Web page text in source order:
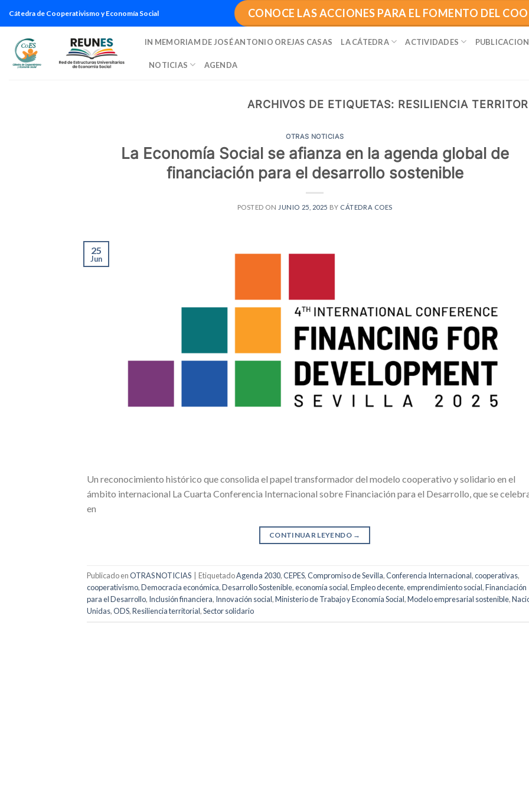
contenido
Cátedra de Cooperativismo y Economía Social CONOCE LAS ACCIONES PARA EL FOMENTO DEL
IN MEMORIAM DE JOSÉ ANTONIO OREJAS CASAS LA CÁTEDRA ACTIVIDADES
NOTICIAS AGENDA
ARCHIVOS DE ETIQUETAS: RESILIENCIA
OTRAS NOTICIAS
La Economía Social se afianza en la agenda global de
financiación para el desarrollo sostenible
POSTED ON JUNIO 25, 2025 BY CÁTEDRA COES
25
Jun
Un reconocimiento histórico que consolida el papel transformador del modelo cooperativo y solidario en el
ámbito internacional La Cuarta Conferencia Internacional sobre Financiación para el Desarrollo, que se
en
CONTINUAR LEYENDO →
Publicado enOTRAS NOTICIAS EtiquetadoAgenda 2030,CEPES,Compromiso de Sevilla,Conferencia Internacional,cooperativas,
cooperativismo,Democracia económica,Desarrollo Sostenible,economía social,Empleo decente,emprendimiento social,Financiación
para el Desarrollo, Inclusión financiera, Innovación social,Ministerio de Trabajo y Economía Social,Modelo empresarial sostenible,
Unidas,ODS,Resiliencia territorial,Sector solidario